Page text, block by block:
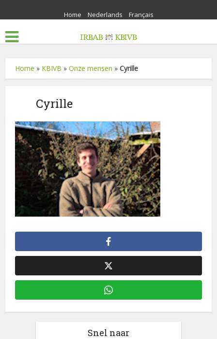
Home Nederlands Français
Home » KBIVB »Onze mensen »Cyrille
Cyrille
Snel naar